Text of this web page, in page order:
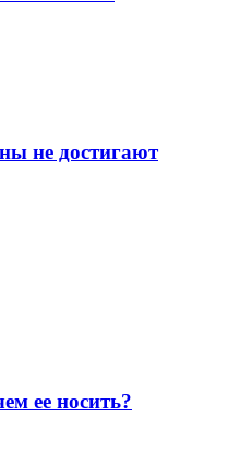
не достигают
ее носить?